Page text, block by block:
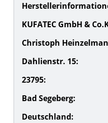
KUFATEC GmbH &
Christoph
Dahlienstr. 15:
23795:
Bad Segeberg:
Deutschland: